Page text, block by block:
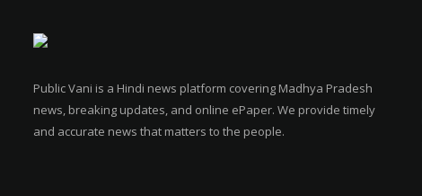
Public Vani is a Hindi news platform covering Madhya Pradesh
news, breaking updates, and online ePaper. We provide timely
and accurate news that matters to the people.